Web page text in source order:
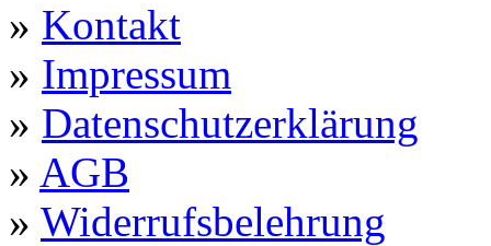
» Kontakt
» Impressum
» Datenschutzerklärung
» AGB
» Widerrufsbelehrung